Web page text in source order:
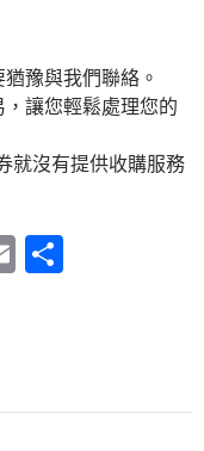
豫與我們聯絡。
讓您輕鬆處理您的
就沒有提供收購服務
E